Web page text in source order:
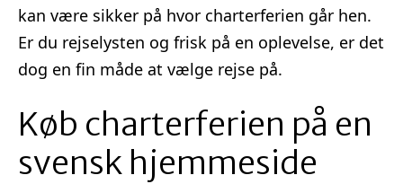
kan være sikker på hvor charterferien går hen.
Er du rejselysten og frisk på en oplevelse, er det
dog en fin måde at vælge rejse på.
Køb charterferien på en
svensk hjemmeside